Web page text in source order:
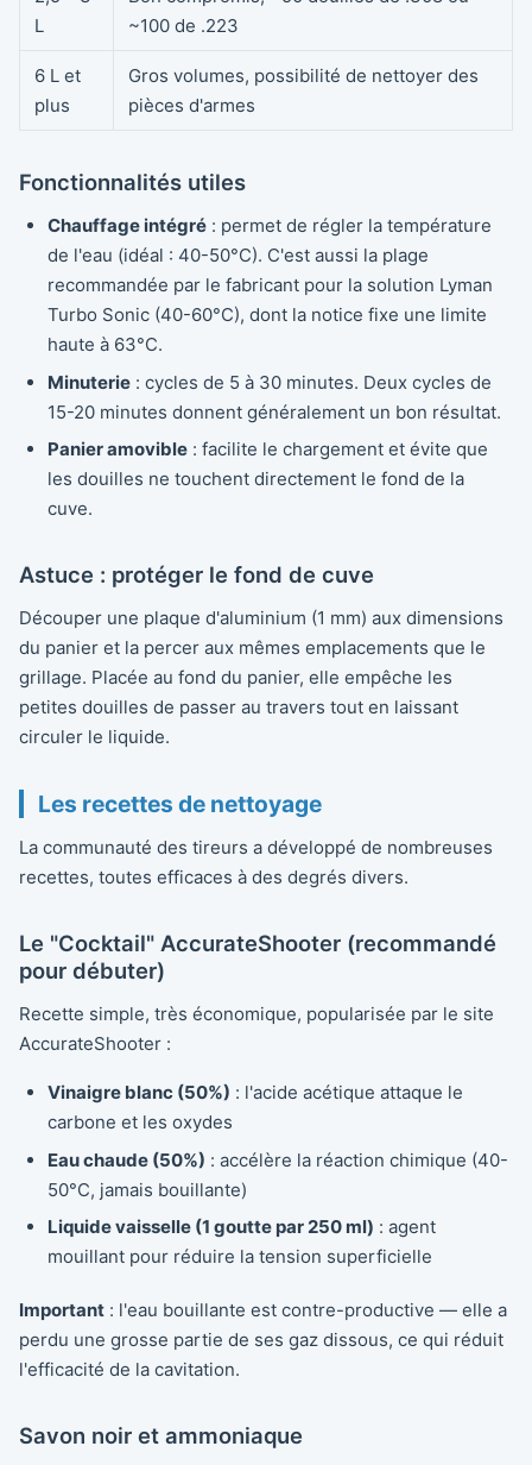
L
~100 de .223
6 L et
plus
Gros volumes, possibilité de nettoyer des
pièces d'armes
Fonctionnalités utiles
Chauffage intégré : permet de régler la température
de l'eau (idéal : 40-50°C). C'est aussi la plage
recommandée par le fabricant pour la solution Lyman
Turbo Sonic (40-60°C), dont la notice fixe une limite
haute à 63°C.
Minuterie : cycles de 5 à 30 minutes. Deux cycles de
15-20 minutes donnent généralement un bon résultat.
Panier amovible : facilite le chargement et évite que
les douilles ne touchent directement le fond de la
cuve.
Astuce : protéger le fond de cuve
Découper une plaque d'aluminium (1 mm) aux dimensions
du panier et la percer aux mêmes emplacements que le
grillage. Placée au fond du panier, elle empêche les
petites douilles de passer au travers tout en laissant
circuler le liquide.
Les recettes de nettoyage
La communauté des tireurs a développé de nombreuses
recettes, toutes efficaces à des degrés divers.
Le "Cocktail" AccurateShooter (recommandé
pour débuter)
Recette simple, très économique, popularisée par le site
AccurateShooter :
Vinaigre blanc (50%) : l'acide acétique attaque le
carbone et les oxydes
Eau chaude (50%) : accélère la réaction chimique (40-
50°C, jamais bouillante)
Liquide vaisselle (1 goutte par 250 ml) : agent
mouillant pour réduire la tension superficielle
Important : l'eau bouillante est contre-productive — elle a
perdu une grosse partie de ses gaz dissous, ce qui réduit
l'efficacité de la cavitation.
Savon noir et ammoniaque